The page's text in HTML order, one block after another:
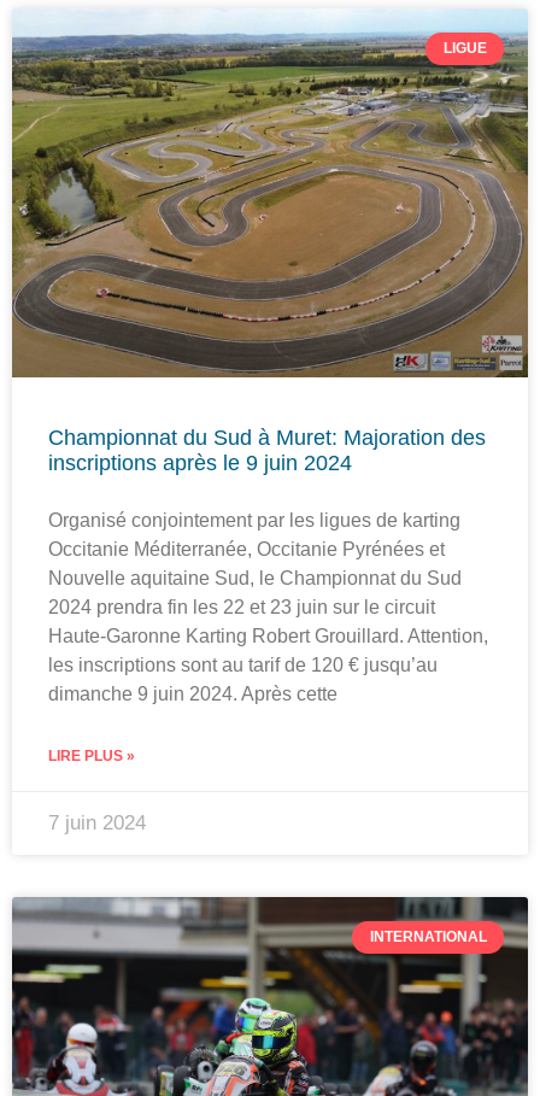
LIGUE
Championnat du Sud à Muret: Majoration des
inscriptions après le 9 juin 2024
Organisé conjointement par les ligues de karting
Occitanie Méditerranée, Occitanie Pyrénées et
Nouvelle aquitaine Sud, le Championnat du Sud
2024 prendra fin les 22 et 23 juin sur le circuit
Haute-Garonne Karting Robert Grouillard. Attention,
les inscriptions sont au tarif de 120 € jusqu’au
dimanche 9 juin 2024. Après cette
LIRE PLUS »
7 juin 2024
INTERNATIONAL